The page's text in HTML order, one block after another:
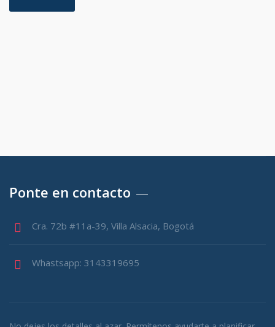
Ponte en contacto
Cra. 72b #11a-39, Villa Alsacia, Bogotá
Whastsapp: 3143319695